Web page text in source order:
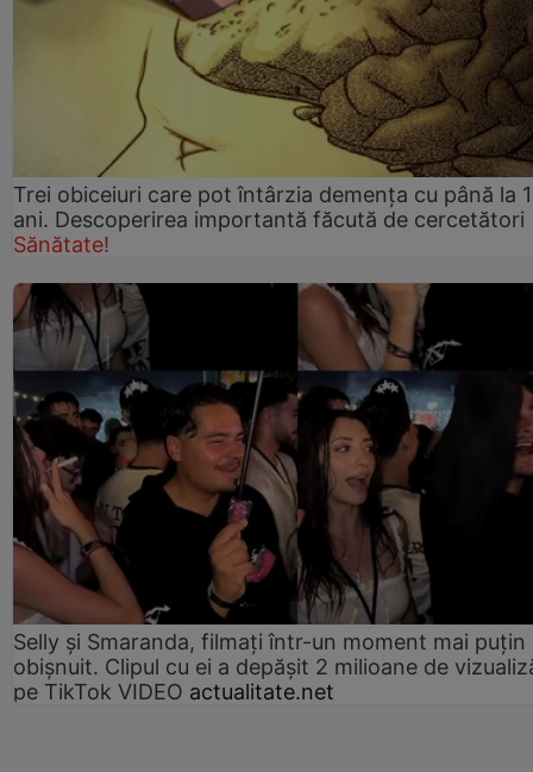
Trei obiceiuri care pot întârzia demența cu până la
ani. Descoperirea importantă făcută de cercetători
Sănătate!
Selly și Smaranda, filmați într-un moment mai puțin
obișnuit. Clipul cu ei a depășit 2 milioane de
pe TikTok VIDEO actualitate.net